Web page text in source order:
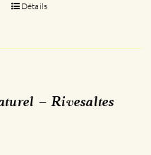
Détails
– Rivesaltes